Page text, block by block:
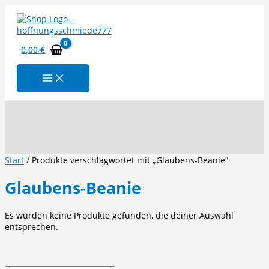
Inhalt
springen
0,00€
Start / Produkte verschlagwortet mit „Glaubens-Beanie“
Glaubens-Beanie
Es wurden keine Produkte gefunden, die deiner Auswahl
entsprechen.